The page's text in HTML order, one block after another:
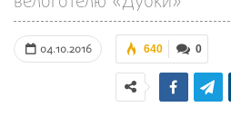
04.10.2016 0
640